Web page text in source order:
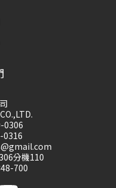
0306
0316
分機110
700